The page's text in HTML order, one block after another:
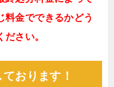
料金でできるかどう
さい。
おります！